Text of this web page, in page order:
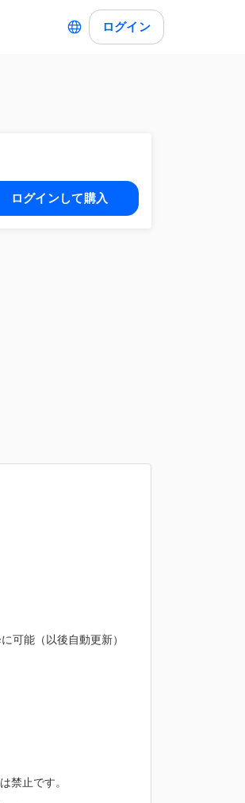
ログイン
ログインして購入
可能（以後自動更新）
禁止です。